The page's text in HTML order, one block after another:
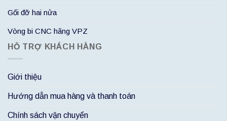
Gối đỡ hai nửa
Vòng bi CNC hãng VPZ
HỖ TRỢ KHÁCH HÀNG
Giới thiệu
Hướng dẫn mua hàng và thanh toán
Chính sách vận chuyển